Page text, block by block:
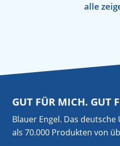
alle
GUT FÜR MICH. GUT
Blauer Engel. Das
als 70.000 Produkten von